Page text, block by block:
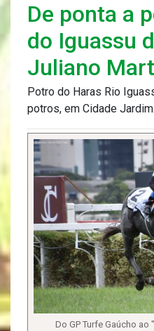
De ponta a
do Iguassu
Juliano
Potro do Haras Rio
potros, em Cidade Jardim.
Do GP Turfe Gaúcho